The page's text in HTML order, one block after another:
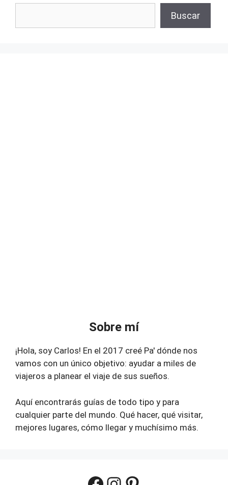
Buscar
Sobre mí
¡Hola, soy Carlos! En el 2017 creé Pa' dónde nos
vamos con un único objetivo: ayudar a miles de
viajeros a planear el viaje de sus sueños.
Aquí encontrarás guías de todo tipo y para
cualquier parte del mundo. Qué hacer, qué visitar,
mejores lugares, cómo llegar y muchísimo más.